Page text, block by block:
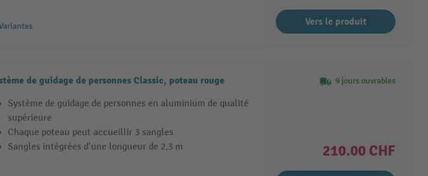
Vers le produit
de guidage de personnes Classic, poteau rouge
Système de guidage de personnes en aluminium de qualité
supérieure
Chaque poteau peut accueillir 3 sangles
Sangles intégrées d’une longueur de 2,3 m
9 jours ouvrables
210.00 CHF